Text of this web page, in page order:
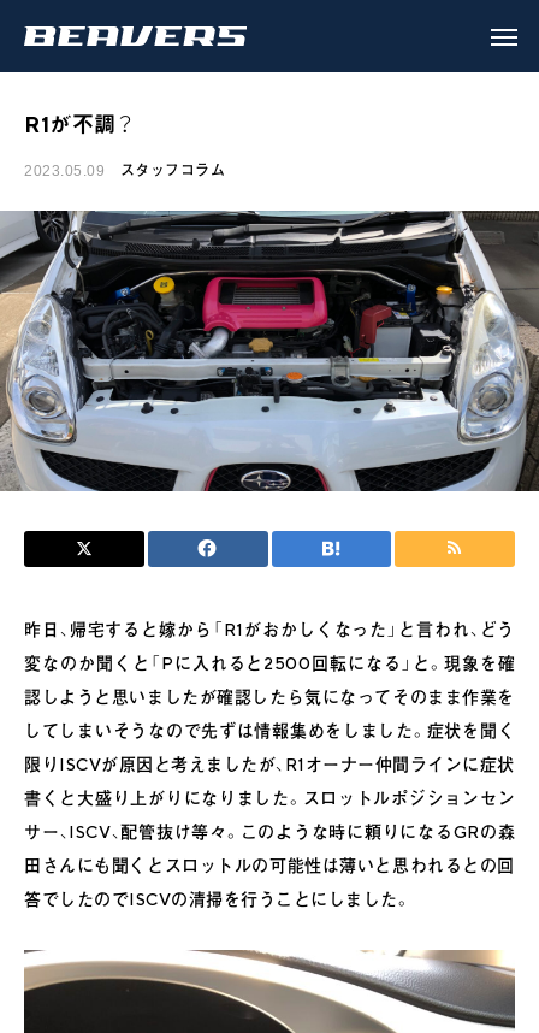
R1が不調？
2023.05.09 スタッフコラム
昨日、帰宅すると嫁から「R1がおかしくなった」と言われ、どう
変なのか聞くと「Pに入れると2500回転になる」と。現象を確
認しようと思いましたが確認したら気になってそのまま作業を
してしまいそうなので先ずは情報集めをしました。症状を聞く
限りISCVが原因と考えましたが、R1オーナー仲間ラインに症状
書くと大盛り上がりになりました。スロットルポジションセン
サー、ISCV、配管抜け等々。このような時に頼りになるGRの森
田さんにも聞くとスロットルの可能性は薄いと思われるとの回
答でしたのでISCVの清掃を行うことにしました。